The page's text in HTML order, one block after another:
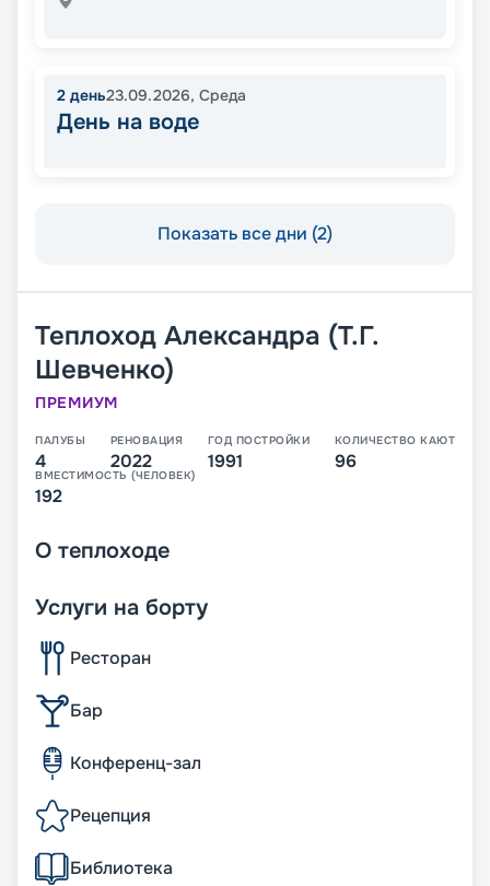
2 день23.09.2026, Среда
День на воде
Показать все дни (2)
Теплоход Александра (Т.Г.
Шевченко)
ПРЕМИУМ
ПАЛУБЫ
4
РЕНОВАЦИЯ
2022
ГОД ПОСТРОЙКИ
1991
КОЛИЧЕСТВО КАЮТ
96
ВМЕСТИМОСТЬ (ЧЕЛОВЕК)
192
О теплоходе
Услуги на борту
Ресторан
Бар
Конференц-зал
Рецепция
Библиотека